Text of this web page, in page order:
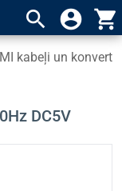
search account_circle shopping_cart
kabeļi un
DC5V